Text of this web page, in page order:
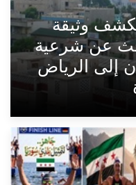
وثيقة
عن شرعية
إلى الرياض